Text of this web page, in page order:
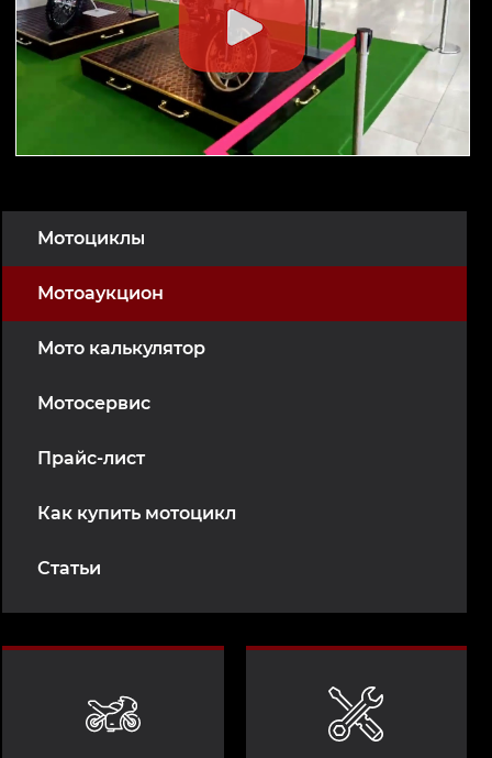
Мотоциклы
Мотоаукцион
Мото калькулятор
Мотосервис
Прайс-лист
Как купить мотоцикл
Статьи